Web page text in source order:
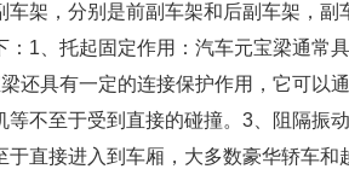
车架，分别是前副车架和后副车架，
1、托起固定作用：汽车元宝梁通常
还具有一定的连接保护作用，它可以
不至于受到直接的碰撞。3、阻隔振
于直接进入到车厢，大多数豪华轿车